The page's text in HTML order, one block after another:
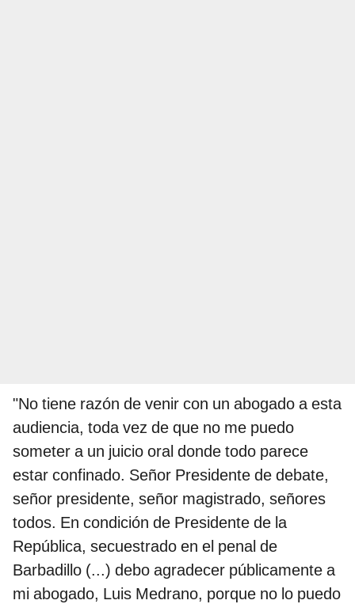
"No tiene razón de venir con un abogado a esta
audiencia, toda vez de que no me puedo
someter a un juicio oral donde todo parece
estar confinado. Señor Presidente de debate,
señor presidente, señor magistrado, señores
todos. En condición de Presidente de la
República, secuestrado en el penal de
Barbadillo (...) debo agradecer públicamente a
mi abogado, Luis Medrano, porque no lo puedo